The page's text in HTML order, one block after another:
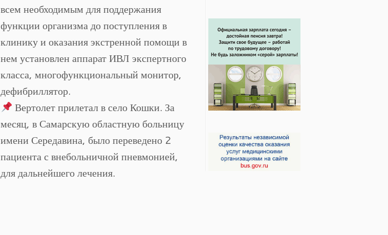
всем необходимым для поддержания
функции организма до поступления в
клинику и оказания экстренной помощи в
нем установлен аппарат ИВЛ экспертного
класса, многофункциональный монитор,
дефибриллятор.
Вертолет прилетал в село Кошки. За
месяц, в Самарскую областную больницу
имени Середавина, было переведено 2
пациента с внебольничной пневмонией,
для дальнейшего лечения.